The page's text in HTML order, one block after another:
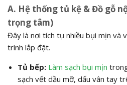
A. Hệ thống tủ kệ & Đồ gỗ
trọng tâm)
Đây là nơi tích tụ nhiều bụi mịn và
trình lắp đặt.
Tủ bếp: Làm sạch bụi mịn
sạch vết dầu mỡ, dấu vân tay